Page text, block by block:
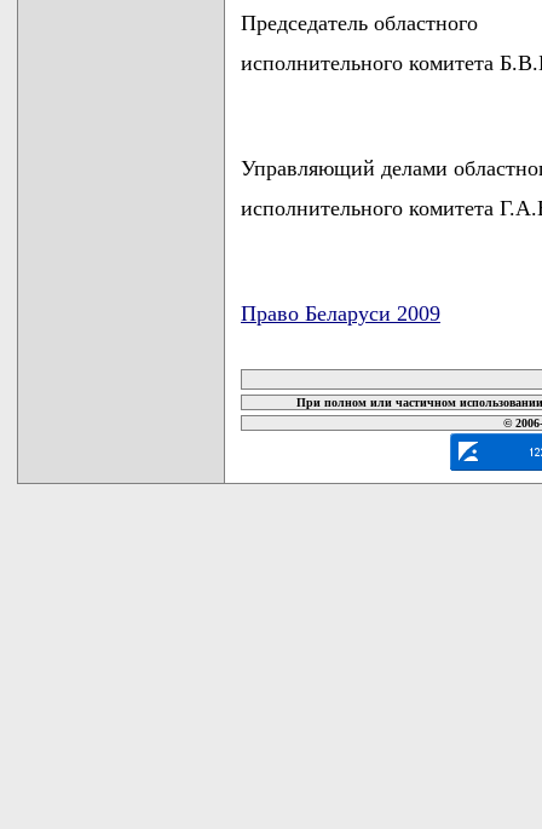
Председатель областного
исполнительного комитета
Управляющий делами
исполнительного комитета
Право Беларуси 2009
При полном или частичном
©